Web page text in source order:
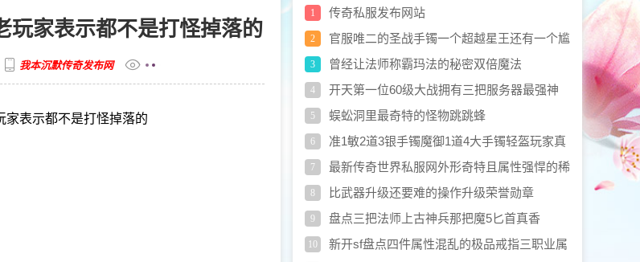
玩家表示都不是打怪掉落的
我本沉默传奇发布网
家表示都不是打怪掉落的
1 传奇私服发布网站
2
官服唯二的圣战手镯一个超越星王还有一个尴
尬至极
3 曾经让法师称霸玛法的秘密双倍魔法
4
开天第一位60级大战拥有三把服务器最强神
兵
5 蜈蚣洞里最奇特的怪物跳跳蜂
6
准1敏2道3银手镯魔御1道4大手镯轻盔玩家真
牛
7
最新传奇世界私服网外形奇特且属性强悍的稀
有神兵炎龙刃
8 比武器升级还要难的操作升级荣誉勋章
9 盘点三把法师上古神兵那把魔5匕首真香
10
新开sf盘点四件属性混乱的极品戒指三职业属